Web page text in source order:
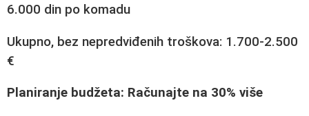
6.000 din po komadu
Ukupno, bez nepredviđenih troškova: 1.700-2.500
€
Planiranje budžeta: Računajte na 30% više